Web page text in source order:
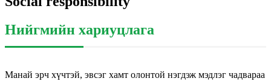
Нийгмийн хариуцлага
Манай эрч хүчтэй, эвсэг хамт олонтой нэгдэж мэдлэг чадвараа